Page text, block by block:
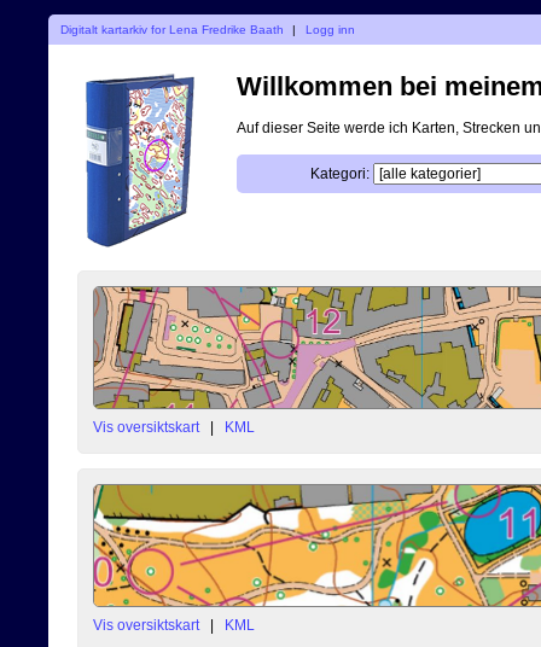
Digitalt kartarkiv for Lena Fredrike Baath | Logg inn
Willkommen bei
Auf dieser Seite werde ich Karten, Strecken
Kategori:
Vis oversiktskart | KML
Vis oversiktskart | KML